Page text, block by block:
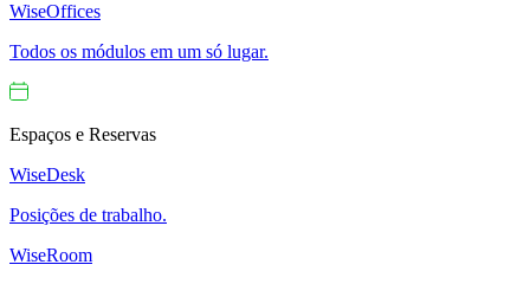
WiseOffices
Todos os módulos em um só lugar.
Espaços e Reservas
WiseDesk
Posições de trabalho.
WiseRoom